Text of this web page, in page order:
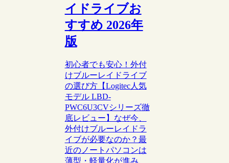
イドライブお
すすめ 2026年
版
初心者でも安心！外付
けブルーレイドライブ
の選び方【Logitec人気
モデル LBD-
PWC6U3CVシリーズ徹
底レビュー】なぜ今、
外付けブルーレイドラ
イブが必要なのか？最
近のノートパソコンは
薄型・軽量化が進み、